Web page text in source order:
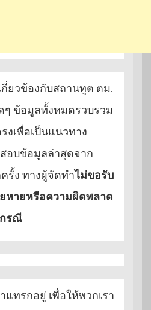
กี่ยวข้องกับสถานทูต ตม.
ๆ ข้อมูลทั้งหมดรวบรวม
งเพื่อเป็นแนวทาง
อบข้อมูลล่าสุดจาก
รั้ง ทางผู้จัดทำไม่ขอรับ
หายหรือความผิดพลาด
รณี
ทรกอยู่ เพื่อให้พวกเรา